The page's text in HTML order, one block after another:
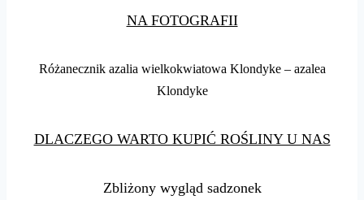
NA FOTOGRAFII
Różanecznik azalia wielkokwiatowa Klondyke – azalea
Klondyke
DLACZEGO WARTO KUPIĆ ROŚLINY U NAS
Zbliżony wygląd sadzonek